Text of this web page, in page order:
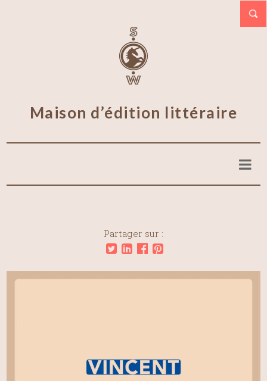
Maison d’édition littéraire
Partager sur :